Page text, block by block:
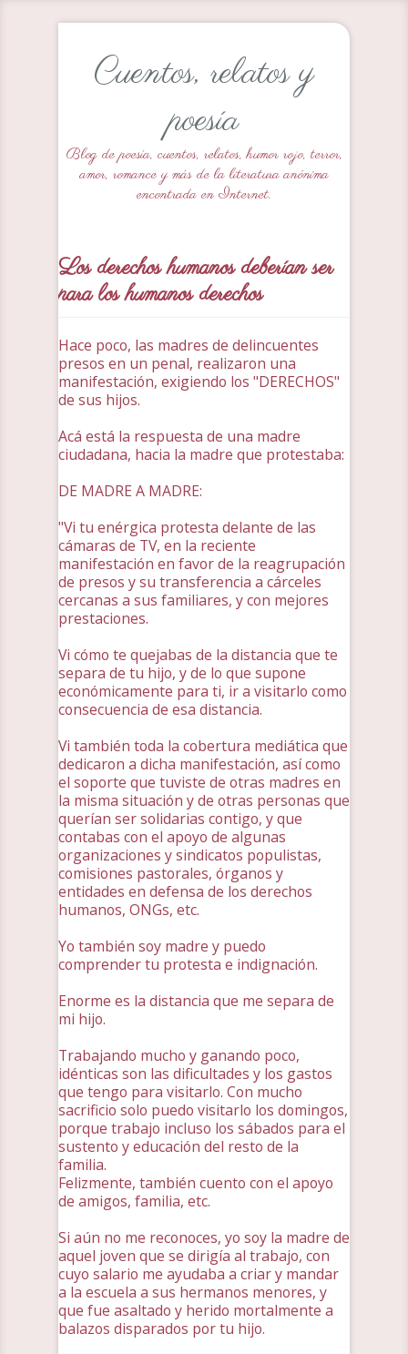
Cuentos, relatos y
poesía
Blog de poesía, cuentos, relatos, humor rojo, terror,
amor, romance y más de la literatura anónima
encontrada en Internet.
Los derechos humanos deberían ser
para los humanos derechos
Hace poco, las madres de delincuentes
presos en un penal, realizaron una
manifestación, exigiendo los "DERECHOS"
de sus hijos.
Acá está la respuesta de una madre
ciudadana, hacia la madre que protestaba:
DE MADRE A MADRE:
"Vi tu enérgica protesta delante de las
cámaras de TV, en la reciente
manifestación en favor de la reagrupación
de presos y su transferencia a cárceles
cercanas a sus familiares, y con mejores
prestaciones.
Vi cómo te quejabas de la distancia que te
separa de tu hijo, y de lo que supone
económicamente para ti, ir a visitarlo como
consecuencia de esa distancia.
Vi también toda la cobertura mediática que
dedicaron a dicha manifestación, así como
el soporte que tuviste de otras madres en
la misma situación y de otras personas que
querían ser solidarias contigo, y que
contabas con el apoyo de algunas
organizaciones y sindicatos populistas,
comisiones pastorales, órganos y
entidades en defensa de los derechos
humanos, ONGs, etc.
Yo también soy madre y puedo
comprender tu protesta e indignación.
Enorme es la distancia que me separa de
mi hijo.
Trabajando mucho y ganando poco,
idénticas son las dificultades y los gastos
que tengo para visitarlo. Con mucho
sacrificio solo puedo visitarlo los domingos,
porque trabajo incluso los sábados para el
sustento y educación del resto de la
familia.
Felizmente, también cuento con el apoyo
de amigos, familia, etc.
Si aún no me reconoces, yo soy la madre de
aquel joven que se dirigía al trabajo, con
cuyo salario me ayudaba a criar y mandar
a la escuela a sus hermanos menores, y
que fue asaltado y herido mortalmente a
balazos disparados por tu hijo.